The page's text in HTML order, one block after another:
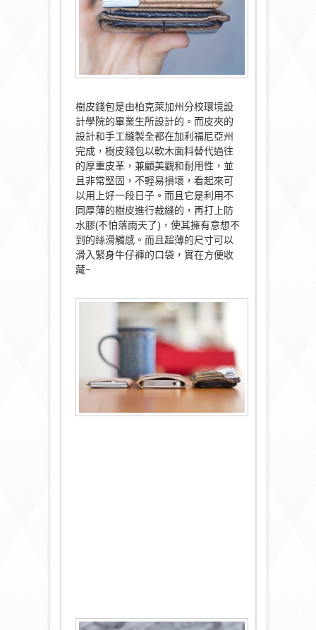
樹皮錢包是由柏克萊加州分校環境設
計學院的畢業生所設計的。而皮夾的
設計和手工縫製全都在加利福尼亞州
完成，樹皮錢包以軟木面料替代過往
的厚重皮革，兼顧美觀和耐用性，並
且非常堅固，不輕易損壞，看起來可
以用上好一段日子。而且它是利用不
同厚薄的樹皮進行裁縫的，再打上防
水膠(不怕落雨天了)，使其擁有意想不
到的絲滑觸感。而且超薄的尺寸可以
滑入緊身牛仔褲的口袋，實在方便收
藏~